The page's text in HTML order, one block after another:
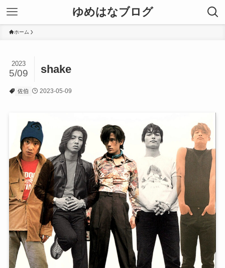
ゆめはなブログ
ホーム
shake
2023
5/09
佐伯 2023-05-09